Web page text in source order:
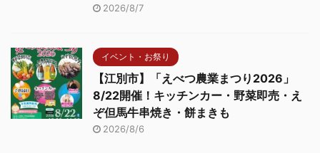
2026/8/7
イベント・お祭り
【江別市】「えべつ農業まつり2026」
8/22開催！キッチンカー・野菜即売・え
ぞ但馬牛串焼き・餅まきも
2026/8/6